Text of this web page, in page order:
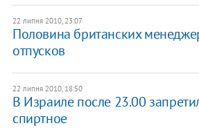
22 липня 2010, 23:07
Половина британских
отпусков
22 липня 2010, 18:50
В Израиле после 23.00
спиртное